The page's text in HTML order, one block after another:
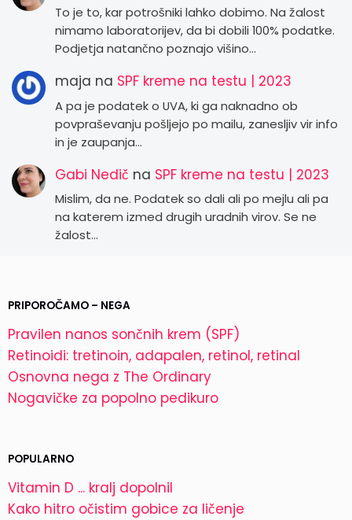
To je to, kar potrošniki lahko dobimo. Na žalost
nimamo laboratorijev, da bi dobili 100% podatke.
Podjetja natančno poznajo višino…
maja na SPF kreme na testu | 2023
A pa je podatek o UVA, ki ga naknadno ob
povpraševanju pošljejo po mailu, zanesljiv vir info
in je zaupanja…
Gabi Nedič na SPF kreme na testu | 2023
Mislim, da ne. Podatek so dali ali po mejlu ali pa
na katerem izmed drugih uradnih virov. Se ne
žalost…
PRIPOROČAMO – NEGA
Pravilen nanos sončnih krem (SPF)
Retinoidi: tretinoin, adapalen, retinol, retinal
Osnovna nega z The Ordinary
Nogavičke za popolno pedikuro
POPULARNO
Vitamin D ... kralj dopolnil
Kako hitro očistim gobice za ličenje